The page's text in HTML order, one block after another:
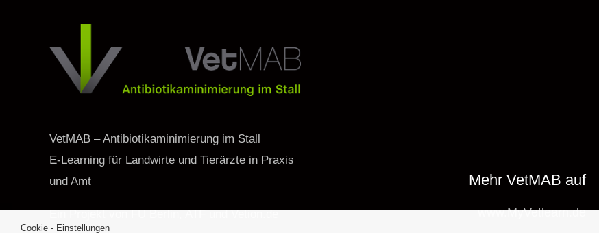
VetMAB – Antibiotikaminimierung im Stall
E-Learning für Landwirte und Tierärzte in Praxis
und Amt
Mehr VetMAB auf
www.MyVetlearn.de
Cookie - Einstellungen